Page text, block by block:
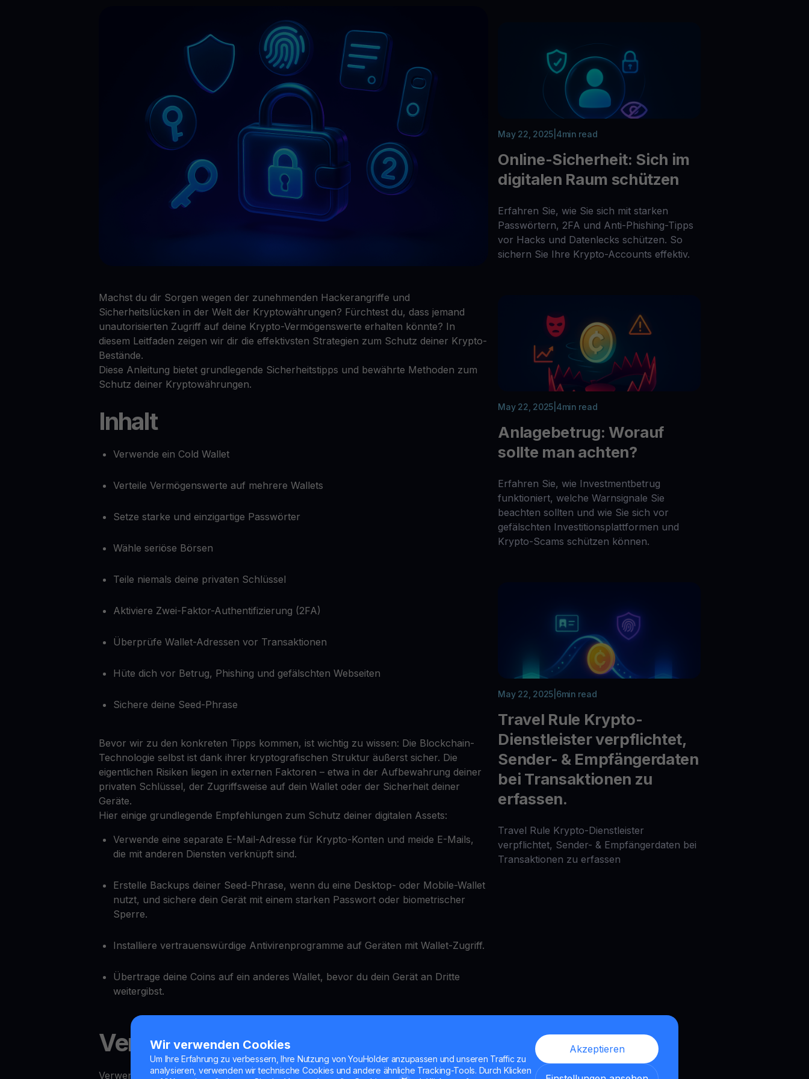
Erhalten Sie Bargeld, ohne Ihre Krypto zu verkaufen
Ihr Web3-Vermögen an einem Ort verwalten
$YHDL
Genießen Sie Vorteile mit unserem Token
Youhodler App
Herunterladen
App herunterladen und Krypto einfach verwalten
Aktionen
Entdecken Sie die neuesten Wettbewerbe und Aktionen
Wir verwenden Cookies
Um Ihre Erfahrung zu verbessern, Ihre Nutzung von YouHolder anzupassen und unseren Traffic zu
analysieren, verwenden wir technische Cookies und andere ähnliche Tracking-Tools. Durch Klicken
Akzeptieren
Machst du dir Sorgen wegen der zunehmenden Hackerangriffe und
Sicherheitslücken in der Welt der Kryptowährungen? Fürchtest du, dass jemand
unautorisierten Zugriff auf deine Krypto-Vermögenswerte erhalten könnte? In
diesem Leitfaden zeigen wir dir die effektivsten Strategien zum Schutz deiner Krypto-
Bestände.
Diese Anleitung bietet grundlegende Sicherheitstipps und bewährte Methoden zum
Schutz deiner Kryptowährungen.
Inhalt
Verwende ein Cold Wallet
Verteile Vermögenswerte auf mehrere Wallets
Setze starke und einzigartige Passwörter
Wähle seriöse Börsen
Teile niemals deine privaten Schlüssel
Aktiviere Zwei-Faktor-Authentifizierung (2FA)
Überprüfe Wallet-Adressen vor Transaktionen
Hüte dich vor Betrug, Phishing und gefälschten Webseiten
Sichere deine Seed-Phrase
Bevor wir zu den konkreten Tipps kommen, ist wichtig zu wissen: Die Blockchain-
Technologie selbst ist dank ihrer kryptografischen Struktur äußerst sicher. Die
eigentlichen Risiken liegen in externen Faktoren – etwa in der Aufbewahrung deiner
privaten Schlüssel, der Zugriffsweise auf dein Wallet oder der Sicherheit deiner
Geräte.
Hier einige grundlegende Empfehlungen zum Schutz deiner digitalen Assets:
Verwende eine separate E-Mail-Adresse für Krypto-Konten und meide E-Mails,
die mit anderen Diensten verknüpft sind.
Erstelle Backups deiner Seed-Phrase, wenn du eine Desktop- oder Mobile-Wallet
nutzt, und sichere dein Gerät mit einem starken Passwort oder biometrischer
Sperre.
Installiere vertrauenswürdige Antivirenprogramme auf Geräten mit Wallet-Zugriff.
Übertrage deine Coins auf ein anderes Wallet, bevor du dein Gerät an Dritte
weitergibst.
Verwende ein Cold Wallet
Verwende, wann immer möglich, ein Cold Wallet anstelle eines Hot Wallets. Cold
May 22, 2025 4min read
Online-Sicherheit: Sich im
digitalen Raum schützen
Erfahren Sie, wie Sie sich mit starken
Passwörtern, 2FA und Anti-Phishing-Tipps
vor Hacks und Datenlecks schützen. So
sichern Sie Ihre Krypto-Accounts effektiv.
May 22, 2025 4min read
Anlagebetrug: Worauf
sollte man achten?
Erfahren Sie, wie Investmentbetrug
funktioniert, welche Warnsignale Sie
beachten sollten und wie Sie sich vor
gefälschten Investitionsplattformen und
Krypto-Scams schützen können.
May 22, 2025 6min read
Travel Rule Krypto-
Dienstleister verpflichtet,
Sender- & Empfängerdaten
bei Transaktionen zu
erfassen.
Travel Rule Krypto-Dienstleister
verpflichtet, Sender- & Empfängerdaten bei
Transaktionen zu erfassen